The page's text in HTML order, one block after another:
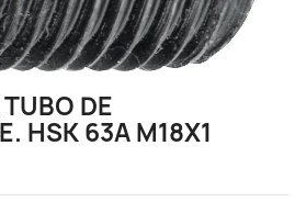
DE
HSK 63A M18X1